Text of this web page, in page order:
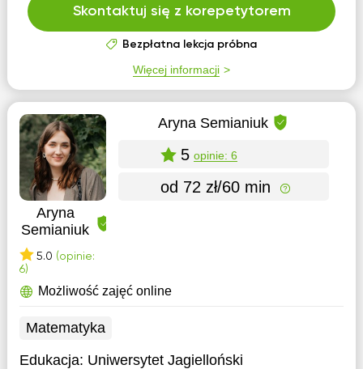
Skontaktuj się z korepetytorem
Bezpłatna lekcja próbna
Więcej informacji
Aryna
Semianiuk
5.0 (opinie:
6)
Aryna Semianiuk
5 opinie: 6
od 72 zł/60 min
Możliwość zajęć online
Matematyka
Edukacja: Uniwersytet Jagielloński